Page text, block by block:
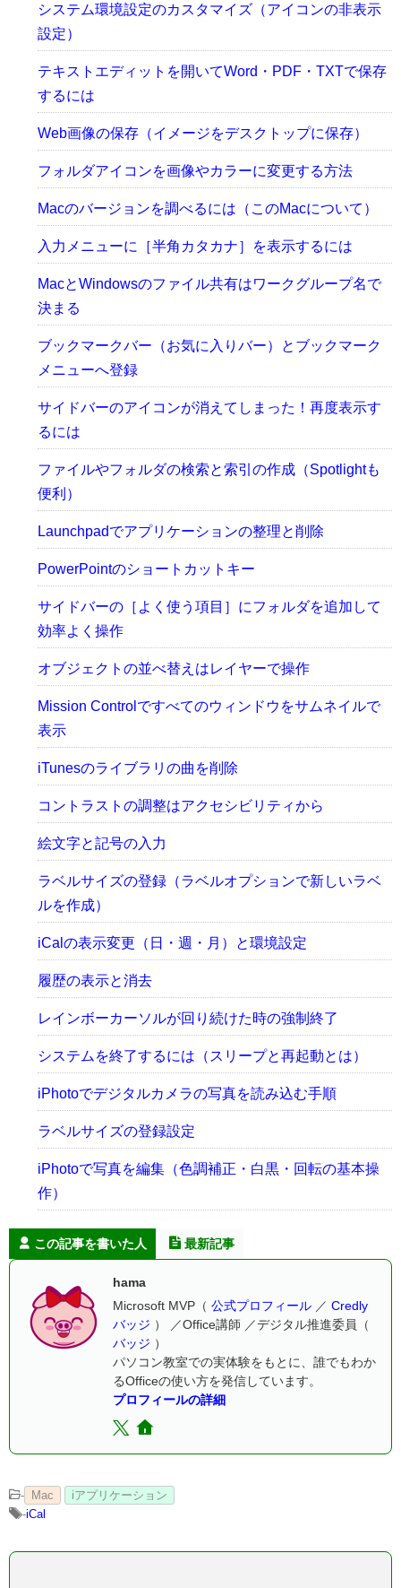
システム環境設定のカスタマイズ（アイコンの非表示
設定）
テキストエディットを開いてWord・PDF・TXTで保存
するには
Web画像の保存（イメージをデスクトップに保存）
フォルダアイコンを画像やカラーに変更する方法
Macのバージョンを調べるには（このMacについて）
入力メニューに［半角カタカナ］を表示するには
MacとWindowsのファイル共有はワークグループ名で
決まる
ブックマークバー（お気に入りバー）とブックマーク
メニューへ登録
サイドバーのアイコンが消えてしまった！再度表示す
るには
ファイルやフォルダの検索と索引の作成（Spotlightも
便利）
Launchpadでアプリケーションの整理と削除
PowerPointのショートカットキー
サイドバーの［よく使う項目］にフォルダを追加して
効率よく操作
オブジェクトの並べ替えはレイヤーで操作
Mission Controlですべてのウィンドウをサムネイルで
表示
iTunesのライブラリの曲を削除
コントラストの調整はアクセシビリティから
絵文字と記号の入力
ラベルサイズの登録（ラベルオプションで新しいラベ
ルを作成）
iCalの表示変更（日・週・月）と環境設定
履歴の表示と消去
レインボーカーソルが回り続けた時の強制終了
システムを終了するには（スリープと再起動とは）
iPhotoでデジタルカメラの写真を読み込む手順
ラベルサイズの登録設定
iPhotoで写真を編集（色調補正・白黒・回転の基本操
作）
この記事を書いた人 最新記事
hama
Microsoft MVP（ 公式プロフィール ／ Credly
バッジ ） ／Office講師 ／デジタル推進委員（
バッジ ）
パソコン教室での実体験をもとに、誰でもわか
るOfficeの使い方を発信しています。
プロフィールの詳細
- Mac
iアプリケーション
-iCal